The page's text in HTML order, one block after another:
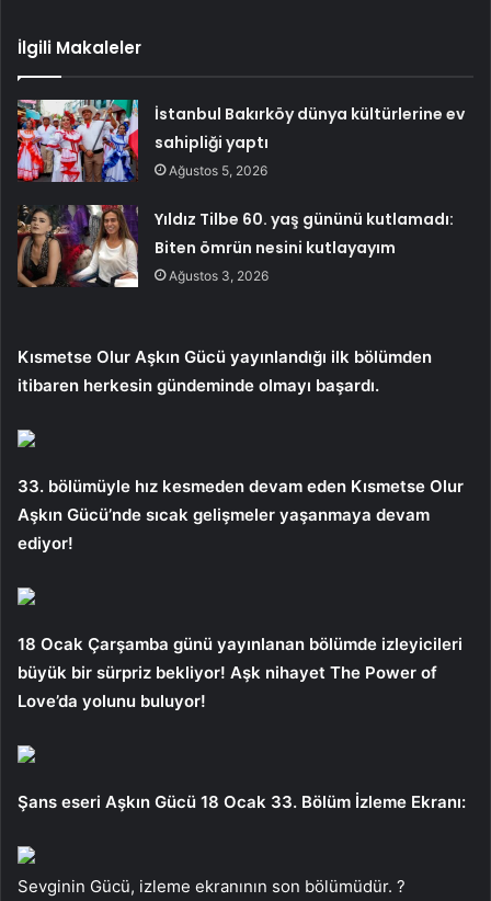
İlgili Makaleler
İstanbul Bakırköy dünya kültürlerine ev
sahipliği yaptı
Ağustos 5, 2026
Yıldız Tilbe 60. yaş gününü kutlamadı:
Biten ömrün nesini kutlayayım
Ağustos 3, 2026
Kısmetse Olur Aşkın Gücü yayınlandığı ilk bölümden
itibaren herkesin gündeminde olmayı başardı.
33. bölümüyle hız kesmeden devam eden Kısmetse Olur
Aşkın Gücü’nde sıcak gelişmeler yaşanmaya devam
ediyor!
18 Ocak Çarşamba günü yayınlanan bölümde izleyicileri
büyük bir sürpriz bekliyor! Aşk nihayet The Power of
Love’da yolunu buluyor!
Şans eseri Aşkın Gücü 18 Ocak 33. Bölüm İzleme Ekranı:
Sevginin Gücü, izleme ekranının son bölümüdür. ?